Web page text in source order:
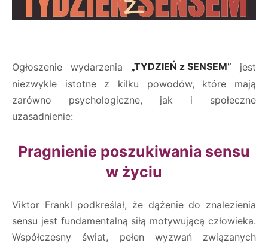
Ogłoszenie wydarzenia „TYDZIEŃ z SENSEM” jest
niezwykle istotne z kilku powodów, które mają
zarówno psychologiczne, jak i społeczne
uzasadnienie:
Pragnienie poszukiwania sensu
w życiu
Viktor Frankl podkreślał, że dążenie do znalezienia
sensu jest fundamentalną siłą motywującą człowieka.
Współczesny świat, pełen wyzwań związanych